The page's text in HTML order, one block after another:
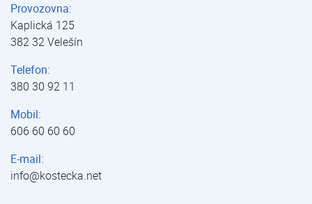
Provozovna:
Kaplická 125
382 32 Velešín
Telefon:
380 30 92 11
Mobil:
606 60 60 60
E-mail:
info@kostecka.net